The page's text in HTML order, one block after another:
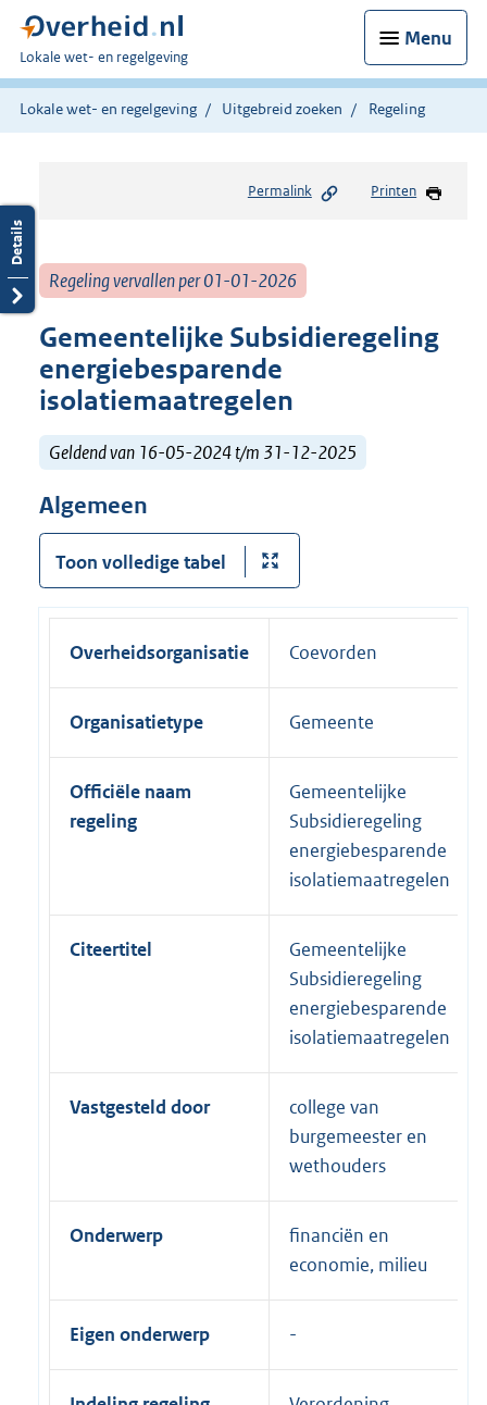
Menu
U
bent
hier:
Lokale wet- en regelgeving
Lokale wet- en regelgeving Uitgebreid zoeken Regeling
Permalink Printen
Regeling vervallen per 01-01-2026
Gemeentelijke Subsidieregeling
energiebesparende
isolatiemaatregelen
Geldend van 16-05-2024 t/m 31-12-2025
Algemeen
Toon volledige tabel
Overheidsorganisatie Coevorden
Organisatietype Gemeente
Officiële naam
regeling
Gemeentelijke
Subsidieregeling
energiebesparende
isolatiemaatregelen
Citeertitel
Gemeentelijke
Subsidieregeling
energiebesparende
isolatiemaatregelen
Vastgesteld door
college van
burgemeester en
wethouders
Onderwerp
financiën en
economie, milieu
Eigen onderwerp